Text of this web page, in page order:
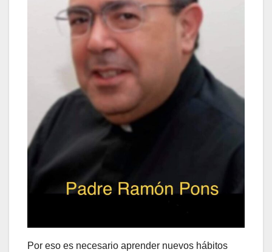
Por eso es necesario aprender nuevos hábitos